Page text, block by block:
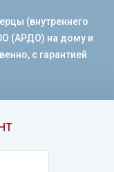
(внутреннего
(АРДО) на дому и
с гарантией